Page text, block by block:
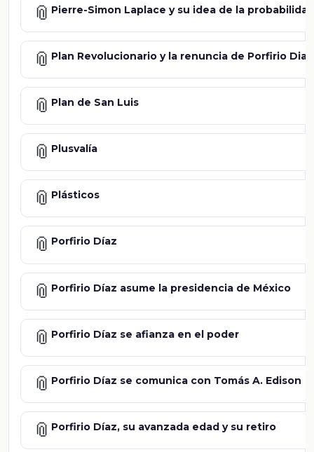
📎 Pierre-Simon Laplace y su idea de la
📎 Plan Revolucionario y la renuncia de Porfirio Diaz
📎 Plan de San Luis
📎 Plusvalía
📎 Plásticos
📎 Porfirio Díaz
📎 Porfirio Díaz asume la presidencia de México
📎 Porfirio Díaz se afianza en el poder
📎 Porfirio Díaz se comunica con Tomás A. Edison
📎 Porfirio Díaz, su avanzada edad y su retiro